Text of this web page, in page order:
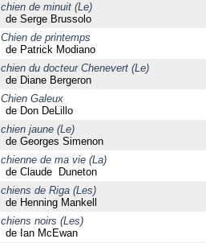
chien de minuit (Le)
de Serge Brussolo
Chien de printemps
de Patrick Modiano
chien du docteur Chenevert (Le)
de Diane Bergeron
Chien Galeux
de Don DeLillo
chien jaune (Le)
de Georges Simenon
chienne de ma vie (La)
de Claude Duneton
chiens de Riga (Les)
de Henning Mankell
chiens noirs (Les)
de Ian McEwan